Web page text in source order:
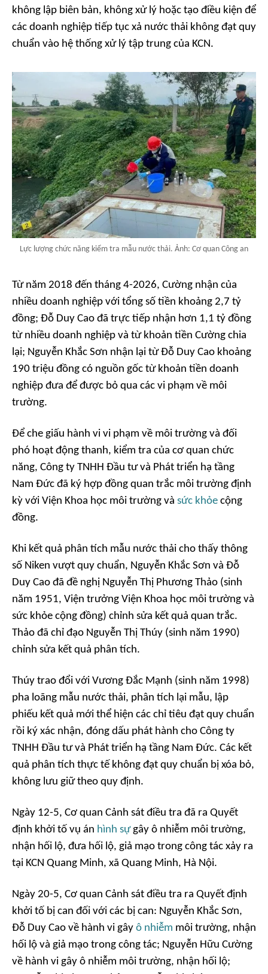
không lập biên bản, không xử lý hoặc tạo điều kiện để
các doanh nghiệp tiếp tục xả nước thải không đạt quy
chuẩn vào hệ thống xử lý tập trung của KCN.
Lực lượng chức năng kiểm tra mẫu nước thải. Ảnh: Cơ quan Công an
Từ năm 2018 đến tháng 4-2026, Cường nhận của
nhiều doanh nghiệp với tổng số tiền khoảng 2,7 tỷ
đồng; Đỗ Duy Cao đã trực tiếp nhận hơn 1,1 tỷ đồng
từ nhiều doanh nghiệp và từ khoản tiền Cường chia
lại; Nguyễn Khắc Sơn nhận lại từ Đỗ Duy Cao khoảng
190 triệu đồng có nguồn gốc từ khoản tiền doanh
nghiệp đưa để được bỏ qua các vi phạm về môi
trường.
Để che giấu hành vi vi phạm về môi trường và đối
phó hoạt động thanh, kiểm tra của cơ quan chức
năng, Công ty TNHH Đầu tư và Phát triển hạ tầng
Nam Đức đã ký hợp đồng quan trắc môi trường định
kỳ với Viện Khoa học môi trường và sức khỏe cộng
đồng.
Khi kết quả phân tích mẫu nước thải cho thấy thông
số Niken vượt quy chuẩn, Nguyễn Khắc Sơn và Đỗ
Duy Cao đã đề nghị Nguyễn Thị Phương Thảo (sinh
năm 1951, Viện trưởng Viện Khoa học môi trường và
sức khỏe cộng đồng) chỉnh sửa kết quả quan trắc.
Thảo đã chỉ đạo Nguyễn Thị Thúy (sinh năm 1990)
chỉnh sửa kết quả phân tích.
Thúy trao đổi với Vương Đắc Mạnh (sinh năm 1998)
pha loãng mẫu nước thải, phân tích lại mẫu, lập
phiếu kết quả mới thể hiện các chỉ tiêu đạt quy chuẩn
rồi ký xác nhận, đóng dấu phát hành cho Công ty
TNHH Đầu tư và Phát triển hạ tầng Nam Đức. Các kết
quả phân tích thực tế không đạt quy chuẩn bị xóa bỏ,
không lưu giữ theo quy định.
Ngày 12-5, Cơ quan Cảnh sát điều tra đã ra Quyết
định khởi tố vụ án hình sựgây ô nhiễm môi trường,
nhận hối lộ, đưa hối lộ, giả mạo trong công tác xảy ra
tại KCN Quang Minh, xã Quang Minh, Hà Nội.
Ngày 20-5, Cơ quan Cảnh sát điều tra ra Quyết định
khởi tố bị can đối với các bị can: Nguyễn Khắc Sơn,
Đỗ Duy Cao về hành vi gây ô nhiễm môi trường, nhận
hối lộ và giả mạo trong công tác; Nguyễn Hữu Cường
về hành vi gây ô nhiễm môi trường, nhận hối lộ;